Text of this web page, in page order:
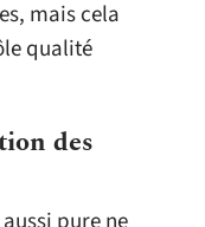
mais cela
qualité
des